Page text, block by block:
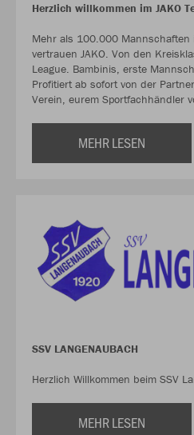
Herzlich willkommen im JAKO
Mehr als 100.000
vertrauen JAKO. Von den
League. Bambinis, erste
Profitiert ab sofort von der
Verein, eurem Sportfachhändler
MEHR LESEN
SSV LANGENAUBACH
Herzlich Willkommen beim SSV
MEHR LESEN